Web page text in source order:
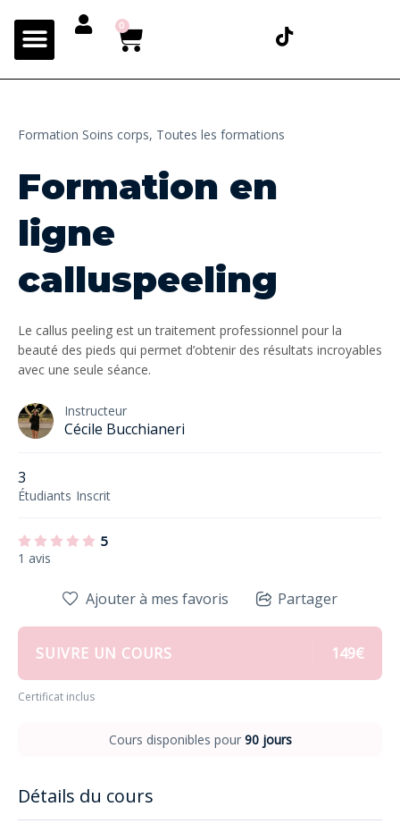
0
Formation Soins corps, Toutes les formations
Formation en
ligne
calluspeeling
Le callus peeling est un traitement professionnel pour la
beauté des pieds qui permet d’obtenir des résultats incroyables
avec une seule séance.
Instructeur
Cécile Bucchianeri
3
Étudiants Inscrit
5
1 avis
Ajouter à mes favoris Partager
SUIVRE UN COURS 149€
Certificat inclus
Cours disponibles pour 90 jours
Détails du cours